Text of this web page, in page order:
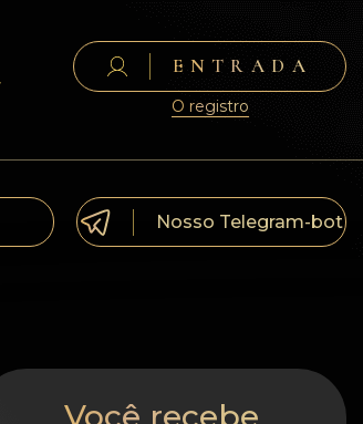
ENTRADA
O registro
Nosso Telegram-bot
Você recebe